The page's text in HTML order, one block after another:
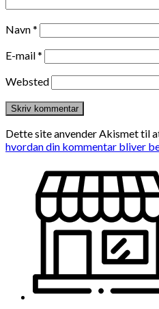
Navn*
E-mail*
Websted
Dette site anvender Akismet til
hvordan din kommentar bliver